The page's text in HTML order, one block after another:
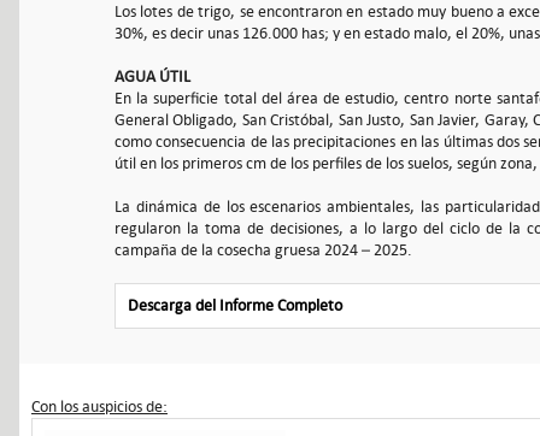
Los lotes de trigo, se encontraron en estado muy bueno a
30%, es decir unas 126.000 has; y en estado malo, el 20%,
AGUA ÚTIL
En la superficie total del área de estudio, centro norte
General Obligado, San Cristóbal, San Justo, San Javier,
como consecuencia de las precipitaciones en las últimas dos
útil en los primeros cm de los perfiles de los suelos, según
La dinámica de los escenarios ambientales, las
regularon la toma de decisiones, a lo largo del ciclo de la
campaña de la cosecha gruesa 2024 – 2025.
Descarga del Informe Completo
Con los auspicios de: